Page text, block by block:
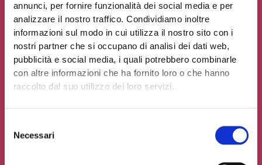
annunci, per fornire funzionalità dei social media e per
analizzare il nostro traffico. Condividiamo inoltre
informazioni sul modo in cui utilizza il nostro sito con i
nostri partner che si occupano di analisi dei dati web,
pubblicità e social media, i quali potrebbero combinarle
con altre informazioni che ha fornito loro o che hanno
raccolto dal suo utilizzo dei loro servizi.
delNecessari
Contribuisci al glossario
Seleziona un'opzione